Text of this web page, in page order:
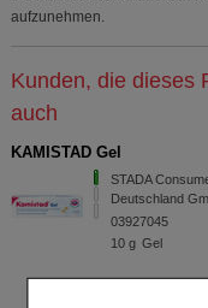
aufzunehmen.
Kunden, die dieses
auch
KAMISTAD Gel
STADA
Deutschland
03927045
10 g Gel